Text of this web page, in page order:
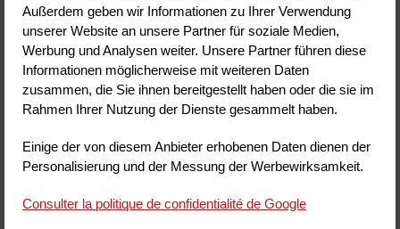
Außerdem geben wir Informationen zu Ihrer Verwendung
unserer Website an unsere Partner für soziale Medien,
Werbung und Analysen weiter. Unsere Partner führen diese
Informationen möglicherweise mit weiteren Daten
zusammen, die Sie ihnen bereitgestellt haben oder die sie im
Rahmen Ihrer Nutzung der Dienste gesammelt haben.
Einige der von diesem Anbieter erhobenen Daten dienen der
Personalisierung und der Messung der Werbewirksamkeit.
Consulter la politique de confidentialité de Google
ZU SEHEN / ZU TUN
Nicht zu verpassen in der Auvergne:
Der Panoramique des Dômes 17 kms DieASM Expérience 4 kms
Aufschlag:
Gästetaxe/Pers./Tag 1.40 €Zuschlag Tiere/Tag 15 €
Gästetaxe/Pers./Tag > 16 Jahren 1.40 €